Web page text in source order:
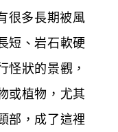
很多長期被風
短、岩石軟硬
怪狀的景觀，
或植物，尤其
部，成了這裡